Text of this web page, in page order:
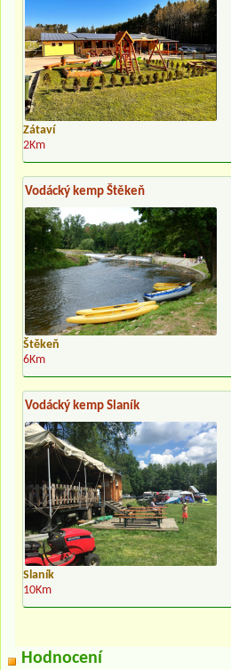
Zátaví
2Km
Vodácký kemp Štěkeň
Štěkeň
6Km
Vodácký kemp Slaník
Slaník
10Km
Hodnocení